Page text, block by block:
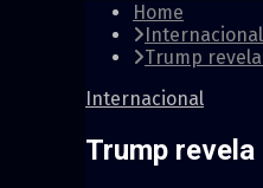
Home
Internacional
Trump
Internacional
Trump